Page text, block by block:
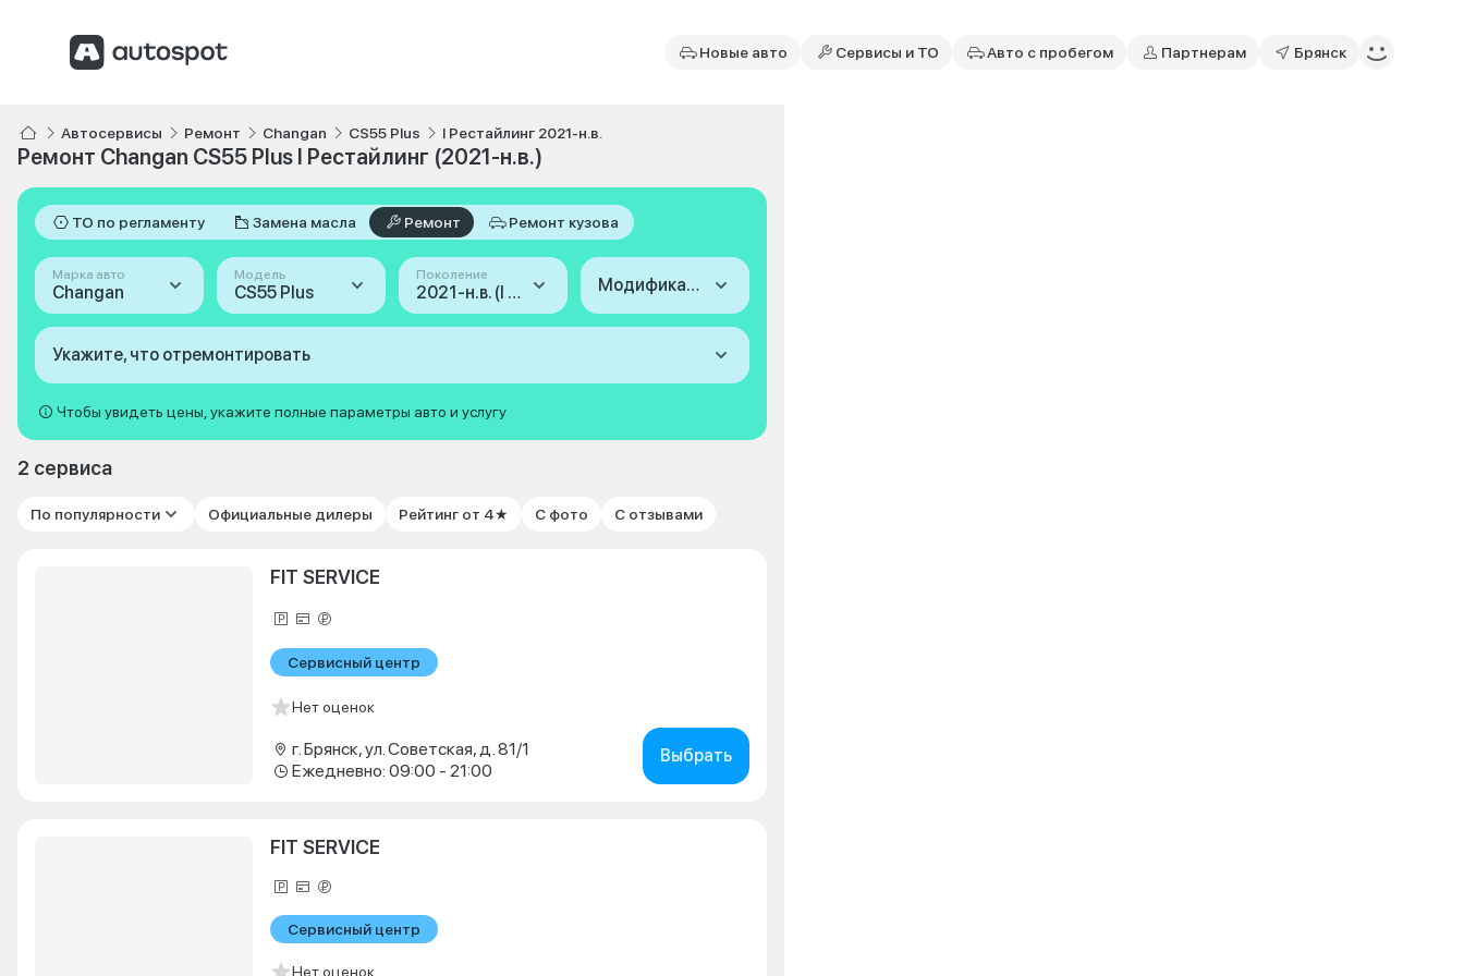
Новые авто Сервисы и ТО Авто с пробегом Партнерам Брянск
Автосервисы Ремонт Changan CS55 Plus I Рестайлинг 2021-н.в.
Ремонт Changan CS55 Plus I Рестайлинг (2021-н.в.)
ТО по регламенту Замена масла Ремонт Ремонт кузова
Марка авто
Changan
Модель
CS55 Plus
Поколение
2021-н.в. (I Рестайлинг) Модификация
Укажите, что отремонтировать
Чтобы увидеть цены, укажите полные параметры авто и услугу
2 сервиса
По популярности Официальные дилеры Рейтинг от 4★ С фото С отзывами
FIT SERVICE
Сервисный центр
Нет оценок
г. Брянск, ул. Советская, д. 81/1
Ежедневно: 09:00 - 21:00
Выбрать
FIT SERVICE
Сервисный центр
Нет оценок